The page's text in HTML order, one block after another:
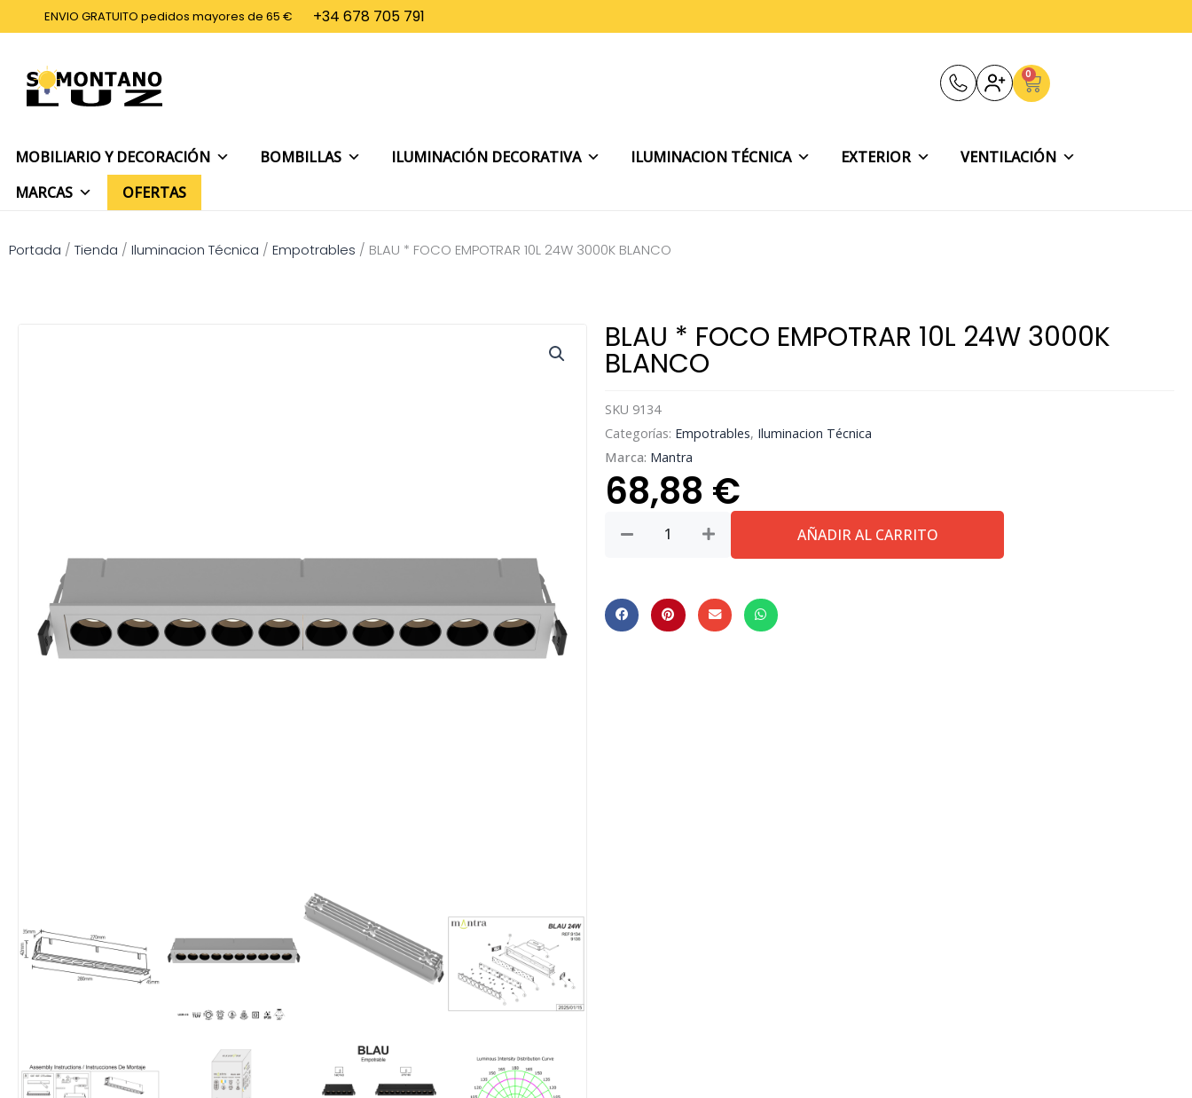
al
ENVIO GRATUITO pedidos mayores de 65 € +34 678 705 791
0
Carrito
MOBILIARIO Y DECORACIÓN BOMBILLAS ILUMINACIÓN DECORATIVA ILUMINACION TÉCNICA EXTERIOR
VENTILACIÓN
MARCAS
OFERTAS
Portada / Tienda / Iluminacion Técnica / Empotrables / BLAU * FOCO EMPOTRAR 10L 24W 3000K BLANCO
BLAU * FOCO EMPOTRAR 10L 24W 3000K
BLANCO
SKU 9134
Categorías: Empotrables, Iluminacion Técnica
Marca: Mantra
68,88 €
10L
AÑADIR AL CARRITO